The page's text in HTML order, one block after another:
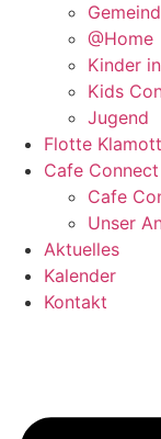
@Home
Kinder
Kids
Jugend
Flotte
Cafe Connect
Cafe
Unser
Aktuelles
Kalender
Kontakt